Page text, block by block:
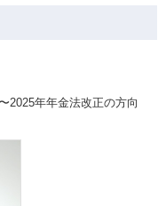
2025年年金法改正の方向